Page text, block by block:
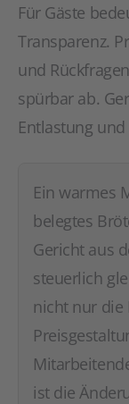
Für Gäste
Transparenz.
und
spürbar ab.
Entlastung
Ein warmes
belegtes
Gericht aus
steuerlich
nicht nur die
ist die